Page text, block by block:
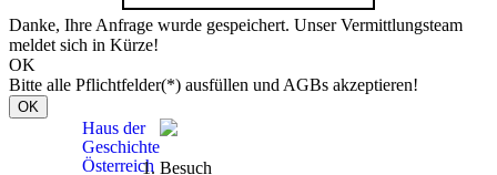
Danke, Ihre Anfrage wurde gespeichert. Unser Vermittlungsteam
meldet sich in Kürze!
OK
Bitte alle Pflichtfelder(*) ausfüllen und AGBs akzeptieren!
OK
Haus der
Geschichte
Österreich Besuch